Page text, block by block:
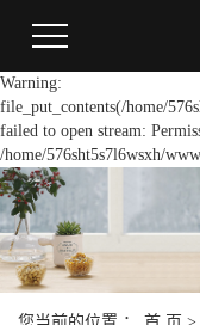
Warning:
file_put_contents(/home/
failed to open stream:
/home/576sht5s7l6wsxh/